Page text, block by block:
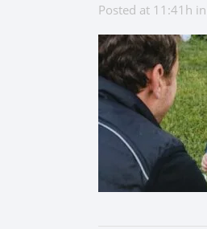
Posted at 11:41h in